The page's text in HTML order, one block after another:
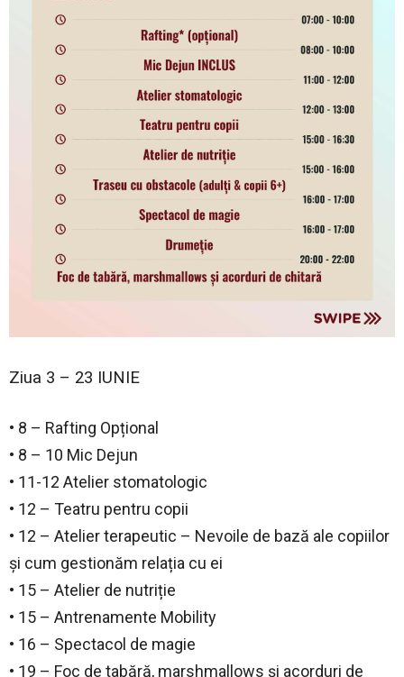
Ziua 3 – 23 IUNIE
• 8 – Rafting Opțional
• 8 – 10 Mic Dejun
• 11-12 Atelier stomatologic
• 12 – Teatru pentru copii
• 12 – Atelier terapeutic – Nevoile de bază ale copiilor
și cum gestionăm relația cu ei
• 15 – Atelier de nutriție
• 15 – Antrenamente Mobility
• 16 – Spectacol de magie
• 19 – Foc de tabără, marshmallows și acorduri de